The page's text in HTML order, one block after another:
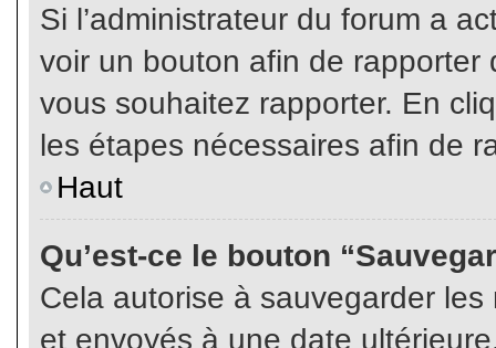
Si l’administrateur du forum a
voir un bouton afin de
vous souhaitez rapporter. En
les étapes nécessaires afin de
Haut
Qu’est-ce le bouton
Cela autorise à sauvegarder
et envoyés à une date